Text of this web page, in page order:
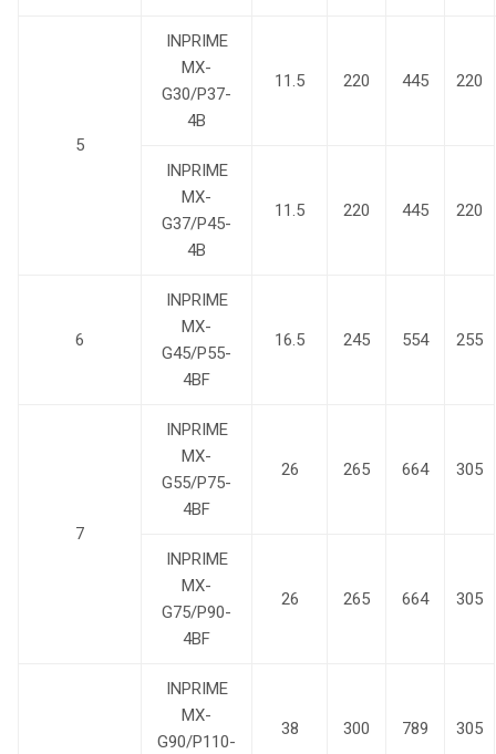
5
INPRIME
MX-
G30/P37-
4B
11.5 220 445 220
INPRIME
MX-
G37/P45-
4B
11.5 220 445 220
6
INPRIME
MX-
G45/P55-
4BF
16.5 245 554 255
7
INPRIME
MX-
G55/P75-
4BF
26 265 664 305
INPRIME
MX-
G75/P90-
4BF
26 265 664 305
INPRIME
MX-
G90/P110-
38 300 789 305